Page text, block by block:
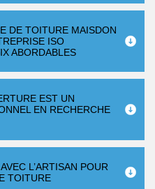
DE TOITURE MAISDON
ISO
ABORDABLES
EST UN
EN RECHERCHE
L’ARTISAN POUR
TOITURE